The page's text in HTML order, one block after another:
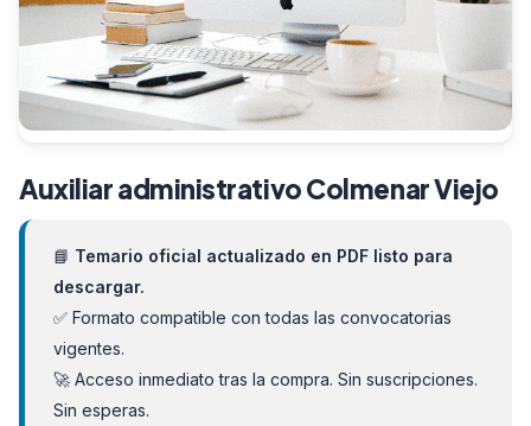
Auxiliar administrativo Colmenar Viejo
📘 Temario oficial actualizado en PDF listo para
descargar.
✅ Formato compatible con todas las convocatorias
vigentes.
🚀 Acceso inmediato tras la compra. Sin suscripciones.
Sin esperas.